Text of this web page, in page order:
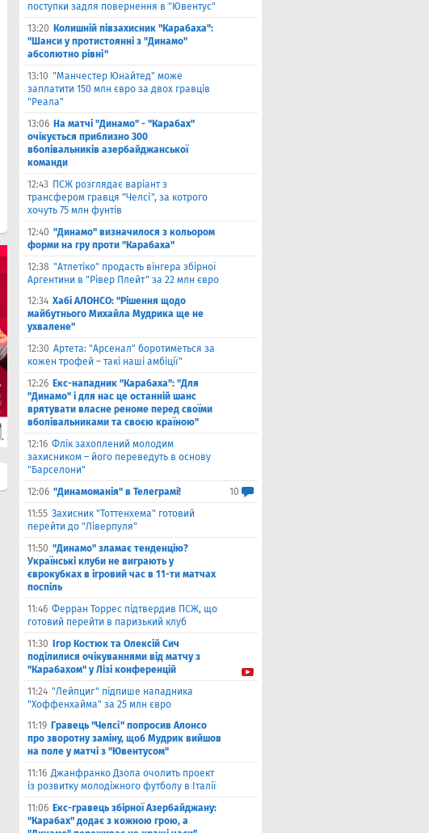
поступки задля повернення в "Ювентус"
13:20 Колишній півзахисник "Карабаха":
"Шанси у протистоянні з "Динамо"
абсолютно рівні"
13:10 "Манчестер Юнайтед" може
заплатити 150 млн євро за двох гравців
"Реала"
13:06 На матчі "Динамо" - "Карабах"
очікується приблизно 300
вболівальників азербайджанської
команди
12:43 ПСЖ розглядає варіант з
трансфером гравця "Челсі", за котрого
хочуть 75 млн фунтів
12:40 "Динамо" визначилося з кольором
форми на гру проти "Карабаха"
12:38 "Атлетіко" продасть вінгера збірної
Аргентини в "Рівер Плейт" за 22 млн євро
12:34 Хабі АЛОНСО: "Рішення щодо
майбутнього Михайла Мудрика ще не
ухвалене"
12:30 Артета: "Арсенал" боротиметься за
кожен трофей – такі наші амбіції"
12:26 Екс-нападник "Карабаха": "Для
"Динамо" і для нас це останній шанс
врятувати власне реноме перед своїми
вболівальниками та своєю країною"
12:16 Флік захоплений молодим
захисником – його переведуть в основу
"Барселони"
12:06 "Динамоманія" в Телеграмі!
10
11:55 Захисник "Тоттенхема" готовий
перейти до "Ліверпуля"
11:50 "Динамо" зламає тенденцію?
Українські клуби не виграють у
єврокубках в ігровий час в 11-ти матчах
поспіль
11:46 Ферран Торрес підтвердив ПСЖ, що
готовий перейти в паризький клуб
11:30
Ігор Костюк та Олексій Сич
поділилися очікуваннями від матчу з
"Карабахом" у Лізі конференцій
11:24 "Лейпциг" підпише нападника
"Хоффенхайма" за 25 млн євро
11:19 Гравець "Челсі" попросив Алонсо
про зворотну заміну, щоб Мудрик вийшов
на поле у ​​матчі з "Ювентусом"
11:16 Джанфранко Дзола очолить проект
із розвитку молодіжного футболу в Італії
11:06 Екс-гравець збірної Азербайджану:
"Карабах" додає з кожною грою, а